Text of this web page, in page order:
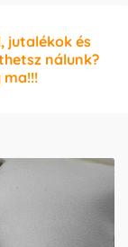
jutalékok és
nálunk?